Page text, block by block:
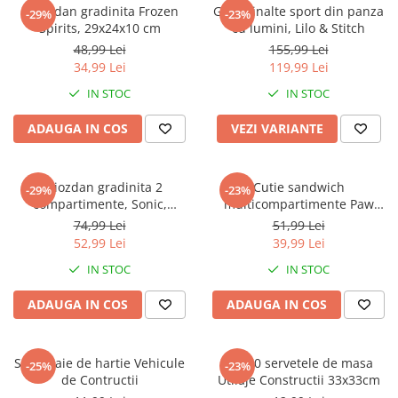
Captain america
Bakugan
Liga Dreptatii
Buzz Lightyear
My Little Pony
Planes
EplusM
Tom & Jerry
Transformers
Top Wings
Incaltaminte baieti
Ghete si cizme baieti
Pantofi baieti
Papuci si slapi baieti
Sandale baieti
Marvel
Monsters Inc.
La casa de papel
Nasa
Kids Euroswan
Rainbow High
Garfield
Nightmare before Christmas
EplusM
Perletti
Arditex
-29%
Ghiozdan gradinita Frozen
Spirits, 29x24x10 cm
48,99 Lei
34,99 Lei
IN STOC
ADAUGA IN COS
-23%
Ghete inalte sport din panza
cu lumini, Lilo & Stitch
155,99 Lei
119,99 Lei
IN STOC
VEZI VARIANTE
-29%Ghiozdan gradinita 2
compartimente, Sonic,
30x25x12 cm
74,99 Lei
52,99 Lei
IN STOC
ADAUGA IN COS
-23%Cutie sandwich
multicompartimente Paw
Patrol Superpowers
51,99 Lei
39,99 Lei
IN STOC
ADAUGA IN COS
-25%
Set 4 paie de hartie Vehicule
de Contructii
-23%
Set 20 servetele de masa
Utilaje Constructii 33x33cm